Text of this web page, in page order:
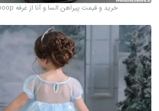
خرید و قیمت پیراهن السا و آنا از غرفه helmashooop